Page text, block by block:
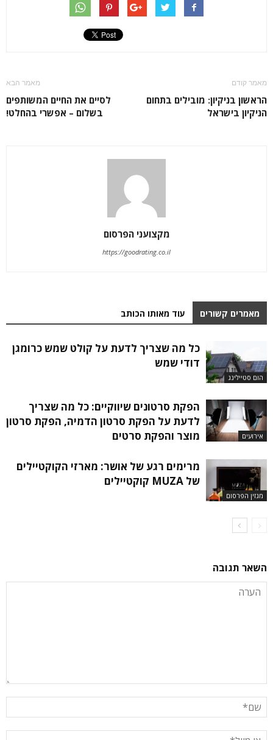
מאמר קודם
הראשון בניקיון: מובילים בתחום
הניקיון בישראל
מאמר הבא
לסיים את החיים המשותפים
בשלום – אפשרי בהחלט!
מקצועני הפרסום
https://goodrating.co.il
מאמרים קשורים עוד מאותו הכותב
הום סטיילינג
כל מה שצריך לדעת על קולט שמש כרומגן
דודי שמש
אירועים
הפקת סרטונים שיווקיים: כל מה שצריך
לדעת על הפקת סרטון הדמיה, הפקת סרטון
מוצר והפקת סרטים
מגזין הפרסום
מרימים רגע של אושר: מארזי הקוקטיילים
של MUZA קוקטיילים
השאר תגובה